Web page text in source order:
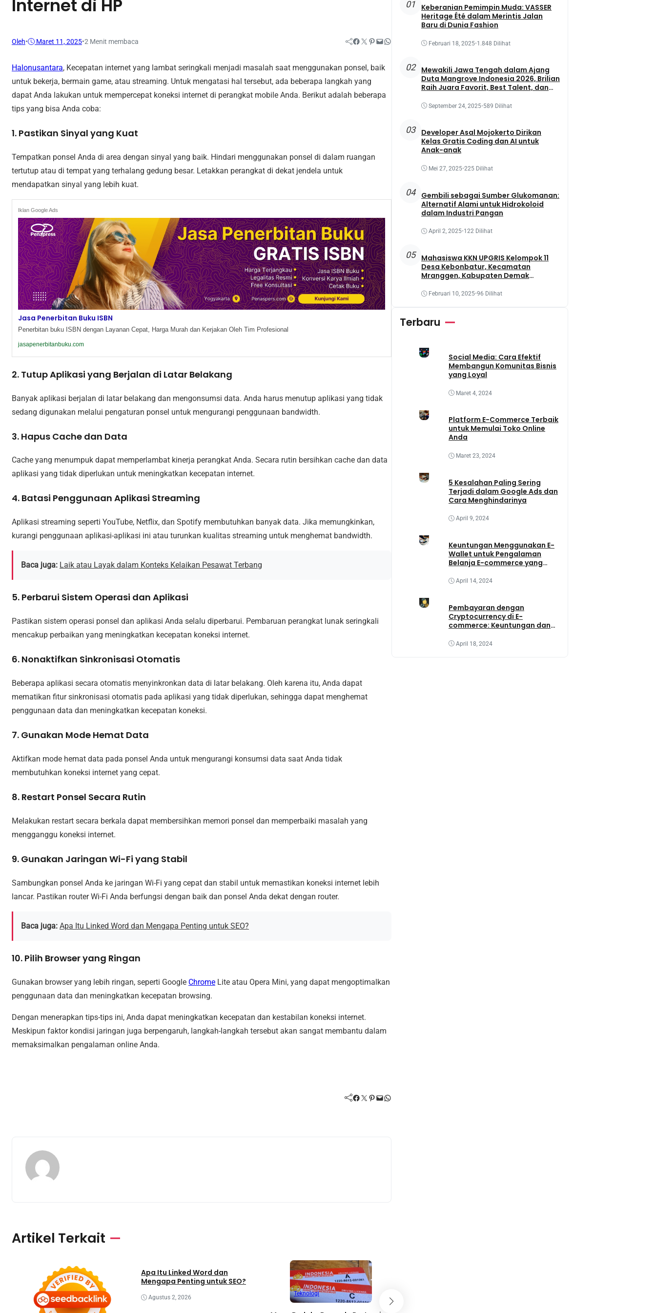
Internet di HP
Oleh• Maret 11, 2025•2 Menit membaca Facebook Twitter Pinterest Mail WhatsApp
Halonusantara, Kecepatan internet yang lambat seringkali menjadi masalah saat menggunakan ponsel, baik
untuk bekerja, bermain game, atau streaming. Untuk mengatasi hal tersebut, ada beberapa langkah yang
dapat Anda lakukan untuk mempercepat koneksi internet di perangkat mobile Anda. Berikut adalah beberapa
tips yang bisa Anda coba:
1. Pastikan Sinyal yang Kuat
Tempatkan ponsel Anda di area dengan sinyal yang baik. Hindari menggunakan ponsel di dalam ruangan
tertutup atau di tempat yang terhalang gedung besar. Letakkan perangkat di dekat jendela untuk
mendapatkan sinyal yang lebih kuat.
Iklan Google Ads
Jasa Penerbitan Buku ISBN
Penerbitan buku ISBN dengan Layanan Cepat, Harga Murah dan Kerjakan Oleh Tim Profesional
jasapenerbitanbuku.com
2. Tutup Aplikasi yang Berjalan di Latar Belakang
Banyak aplikasi berjalan di latar belakang dan mengonsumsi data. Anda harus menutup aplikasi yang tidak
sedang digunakan melalui pengaturan ponsel untuk mengurangi penggunaan bandwidth.
3. Hapus Cache dan Data
Cache yang menumpuk dapat memperlambat kinerja perangkat Anda. Secara rutin bersihkan cache dan data
aplikasi yang tidak diperlukan untuk meningkatkan kecepatan internet.
4. Batasi Penggunaan Aplikasi Streaming
Aplikasi streaming seperti YouTube, Netflix, dan Spotify membutuhkan banyak data. Jika memungkinkan,
kurangi penggunaan aplikasi-aplikasi ini atau turunkan kualitas streaming untuk menghemat bandwidth.
Baca juga: Laik atau Layak dalam Konteks Kelaikan Pesawat Terbang
5. Perbarui Sistem Operasi dan Aplikasi
Pastikan sistem operasi ponsel dan aplikasi Anda selalu diperbarui. Pembaruan perangkat lunak seringkali
mencakup perbaikan yang meningkatkan kecepatan koneksi internet.
6. Nonaktifkan Sinkronisasi Otomatis
Beberapa aplikasi secara otomatis menyinkronkan data di latar belakang. Oleh karena itu, Anda dapat
mematikan fitur sinkronisasi otomatis pada aplikasi yang tidak diperlukan, sehingga dapat menghemat
penggunaan data dan meningkatkan kecepatan koneksi.
7. Gunakan Mode Hemat Data
Aktifkan mode hemat data pada ponsel Anda untuk mengurangi konsumsi data saat Anda tidak
membutuhkan koneksi internet yang cepat.
8. Restart Ponsel Secara Rutin
Melakukan restart secara berkala dapat membersihkan memori ponsel dan memperbaiki masalah yang
mengganggu koneksi internet.
9. Gunakan Jaringan Wi-Fi yang Stabil
Sambungkan ponsel Anda ke jaringan Wi-Fi yang cepat dan stabil untuk memastikan koneksi internet lebih
lancar. Pastikan router Wi-Fi Anda berfungsi dengan baik dan ponsel Anda dekat dengan router.
Baca juga: Apa Itu Linked Word dan Mengapa Penting untuk SEO?
10. Pilih Browser yang Ringan
Gunakan browser yang lebih ringan, seperti Google Chrome Lite atau Opera Mini, yang dapat mengoptimalkan
penggunaan data dan meningkatkan kecepatan browsing.
Dengan menerapkan tips-tips ini, Anda dapat meningkatkan kecepatan dan kestabilan koneksi internet.
Meskipun faktor kondisi jaringan juga berpengaruh, langkah-langkah tersebut akan sangat membantu dalam
memaksimalkan pengalaman online Anda.
Facebook Twitter Pinterest Mail WhatsApp
Artikel Terkait
Apa Itu Linked Word dan
Mengapa Penting untuk SEO?
Agustus 2, 2026
Teknologi
01
Keberanian Pemimpin Muda: VASSER
Heritage Été dalam Merintis Jalan
Baru di Dunia Fashion
Februari 18, 2025•1.848 Dilihat
02
Mewakili Jawa Tengah dalam Ajang
Duta Mangrove Indonesia 2026, Brilian
Raih Juara Favorit, Best Talent, dan
September 24, 2025•589 Dilihat
03
Developer Asal Mojokerto Dirikan
Kelas Gratis Coding dan AI untuk
Anak-anak
Mei 27, 2025•225 Dilihat
04
Gembili sebagai Sumber Glukomanan:
Alternatif Alami untuk Hidrokoloid
dalam Industri Pangan
April 2, 2025•122 Dilihat
05
Mahasiswa KKN UPGRIS Kelompok 11
Desa Kebonbatur, Kecamatan
Mranggen, Kabupaten Demak
Obat Dengan Memanfaatkan Lahan
Februari 10, 2025•96 Dilihat
Terbaru
Social Media: Cara Efektif
Membangun Komunitas Bisnis
yang Loyal
Maret 4, 2024
Platform E-Commerce Terbaik
untuk Memulai Toko Online
Anda
Maret 23, 2024
5 Kesalahan Paling Sering
Terjadi dalam Google Ads dan
Cara Menghindarinya
April 9, 2024
Keuntungan Menggunakan E-
Wallet untuk Pengalaman
Belanja E-commerce yang
April 14, 2024
Pembayaran dengan
Cryptocurrency di E-
commerce: Keuntungan dan
April 18, 2024